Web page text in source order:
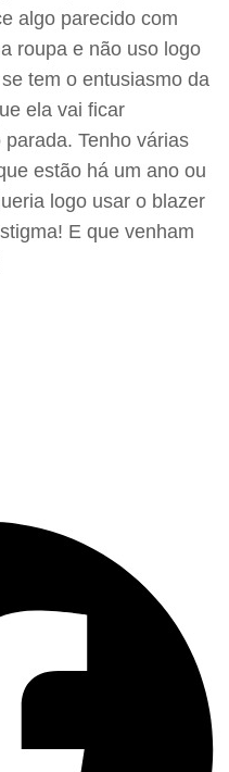
algo parecido com
roupa e não uso logo
tem o entusiasmo da
ela vai ficar
Tenho várias
estão há um ano ou
logo usar o blazer
E que venham